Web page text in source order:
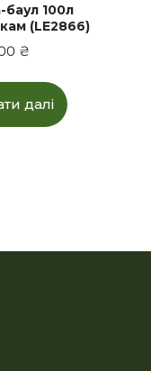
баул 100л
(LE2866)
₴
далі